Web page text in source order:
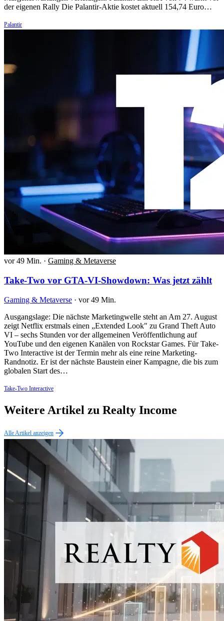
der eigenen Rally Die Palantir-Aktie kostet aktuell 154,74 Euro…
Palantir
vor 49 Min. · Gaming & Metaverse
Take-Two vor GTA-VI-Showdown: Was jetzt zählt
Gaming & Metaverse · vor 49 Min.
Ausgangslage: Die nächste Marketingwelle steht an Am 27. August
zeigt Netflix erstmals einen „Extended Look" zu Grand Theft Auto
VI – sechs Stunden vor der allgemeinen Veröffentlichung auf
YouTube und den eigenen Kanälen von Rockstar Games. Für Take-
Two Interactive ist der Termin mehr als eine reine Marketing-
Randnotiz. Er ist der nächste Baustein einer Kampagne, die bis zum
globalen Start des…
Take-Two Interactive
Weitere Artikel zu Realty Income
Alle Artikel anzeigen